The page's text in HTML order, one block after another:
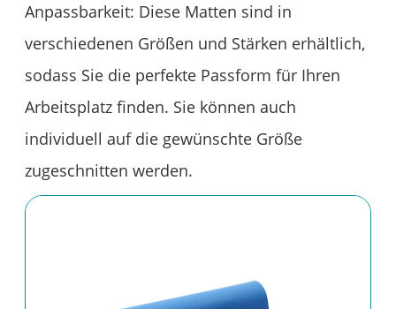
Anpassbarkeit: Diese Matten sind in
verschiedenen Größen und Stärken erhältlich,
sodass Sie die perfekte Passform für Ihren
Arbeitsplatz finden. Sie können auch
individuell auf die gewünschte Größe
zugeschnitten werden.